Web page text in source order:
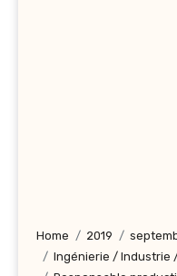
Home 2019
Ingénierie / Industrie